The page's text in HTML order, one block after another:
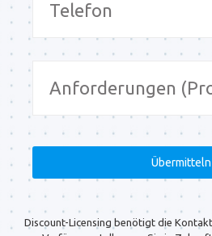
Discount-Licensing benötigt die